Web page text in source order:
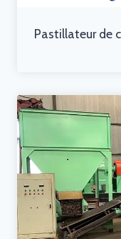
Pastillateur de